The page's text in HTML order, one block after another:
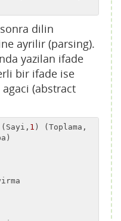
dilin
ayrilir (parsing).
yazilan ifade
bir ifade ise
(abstract
1 ) (Toplama,